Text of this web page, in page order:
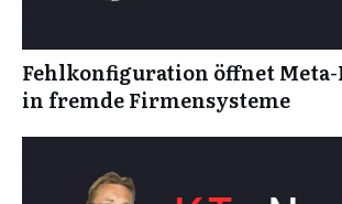
Fehlkonfiguration öffnet Meta-
in fremde Firmensysteme